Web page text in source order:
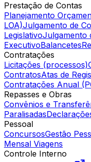
Prestação de Contas
Planejamento
LOA)Julgamento de
LegislativoJulgamento
ExecutivoBalancetes
Contratações
Licitações (processos)
ContratosAtas de
Contratações Anual
Repasses e Obras
Convênios e
Paralisadas
Pessoal
ConcursosGestão
Mensal Viagens
Controle Interno